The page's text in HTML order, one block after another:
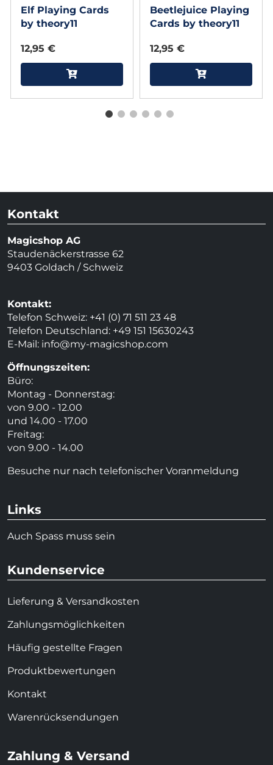
Elf Playing Cards
by theory11
12,95 €
Beetlejuice Playing
Cards by theory11
12,95 €
Kontakt
Magicshop AG
Staudenäckerstrasse 62
9403 Goldach / Schweiz
Kontakt:
Telefon Schweiz: +41 (0) 71 511 23 48
Telefon Deutschland: +49 151 15630243
E-Mail: info@my-magicshop.com
Öffnungszeiten:
Büro:
Montag - Donnerstag:
von 9.00 - 12.00
und 14.00 - 17.00
Freitag:
von 9.00 - 14.00
Besuche nur nach telefonischer Voranmeldung
Links
Auch Spass muss sein
Kundenservice
Lieferung & Versandkosten
Zahlungsmöglichkeiten
Häufig gestellte Fragen
Produktbewertungen
Kontakt
Warenrücksendungen
Zahlung & Versand